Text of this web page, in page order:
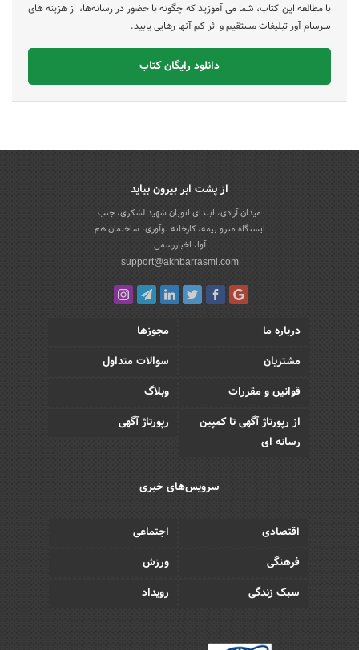
با مطالعه این کتاب، شما می آموزید که چگونه با حضور در رسانه‌ها، از هزینه های
سرسام آور تبلیغات مستقیم و اثر کم آنها رهایی یابید.
دانلود رایگان کتاب
از پشت ابر بیرون بیاید
میدان آزادی، ابتدای اتوبان شهید لشکری، جنب
ایستگاه مترو بیمه، کارخانه نوآوری، ساختمان هم
آوا، اخباررسمی
support@akhbarrasmi.com
درباره ما
مجوزها
مشتریان
سوالات متداول
قوانین و مقررات
وبلاگ
از رپورتاژ آگهی تا کمپین
رسانه ای
رپورتاژ آگهی
سرویس‌های خبری
اقتصادی
اجتماعی
فرهنگی
ورزش
سبک زندگی
رویداد